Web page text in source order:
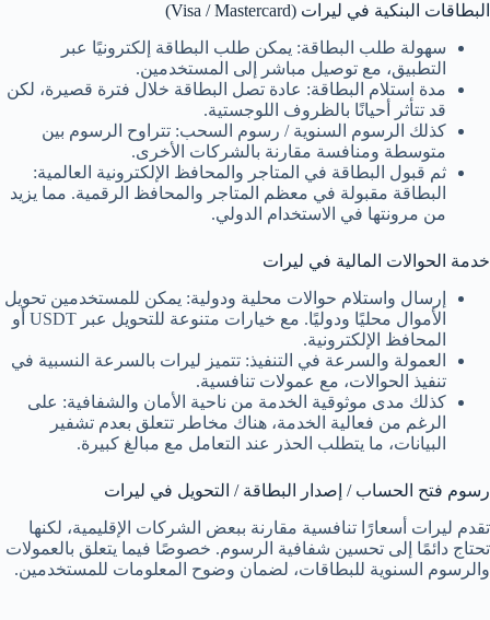
البطاقات البنكية في ليرات (Visa / Mastercard)
سهولة طلب البطاقة: يمكن طلب البطاقة إلكترونيًا عبر
التطبيق، مع توصيل مباشر إلى المستخدمين.
مدة استلام البطاقة: عادة تصل البطاقة خلال فترة قصيرة، لكن
قد تتأثر أحيانًا بالظروف اللوجستية.
كذلك الرسوم السنوية / رسوم السحب: تتراوح الرسوم بين
متوسطة ومنافسة مقارنة بالشركات الأخرى.
ثم قبول البطاقة في المتاجر والمحافظ الإلكترونية العالمية:
البطاقة مقبولة في معظم المتاجر والمحافظ الرقمية. مما يزيد
من مرونتها في الاستخدام الدولي.
خدمة الحوالات المالية في ليرات
إرسال واستلام حوالات محلية ودولية: يمكن للمستخدمين تحويل
الأموال محليًا ودوليًا. مع خيارات متنوعة للتحويل عبر USDT أو
المحافظ الإلكترونية.
العمولة والسرعة في التنفيذ: تتميز ليرات بالسرعة النسبية في
تنفيذ الحوالات، مع عمولات تنافسية.
كذلك مدى موثوقية الخدمة من ناحية الأمان والشفافية: على
الرغم من فعالية الخدمة، هناك مخاطر تتعلق بعدم تشفير
البيانات، ما يتطلب الحذر عند التعامل مع مبالغ كبيرة.
رسوم فتح الحساب / إصدار البطاقة / التحويل في ليرات
تقدم ليرات أسعارًا تنافسية مقارنة ببعض الشركات الإقليمية، لكنها
تحتاج دائمًا إلى تحسين شفافية الرسوم. خصوصًا فيما يتعلق بالعمولات
والرسوم السنوية للبطاقات، لضمان وضوح المعلومات للمستخدمين.